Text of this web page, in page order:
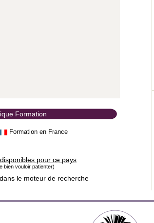
Formation
Formation en France
pour ce pays
bien vouloir patienter)
dans le moteur de recherche